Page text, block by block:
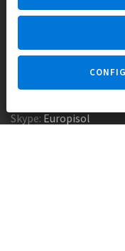
Agencia inmobiliaria
Empresa constructora
Skype: Europisol